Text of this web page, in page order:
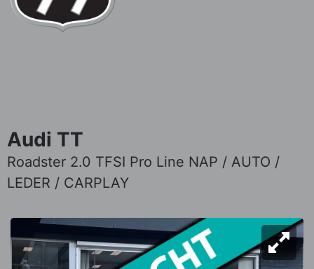
Audi TT
Roadster 2.0 TFSI Pro Line NAP / AUTO /
LEDER / CARPLAY